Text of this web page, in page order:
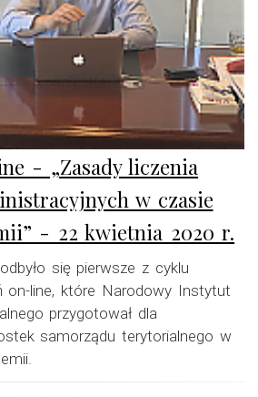
- „Zasady liczenia
w czasie
- 22 kwietnia 2020 r.
się pierwsze z cyklu
on-line, które Narodowy Instytut
przygotował dla
samorządu terytorialnego w